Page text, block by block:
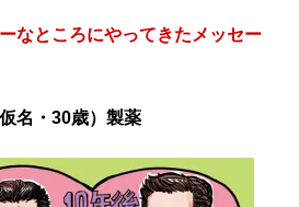
なところにやってきたメッセー
名・30歳）製薬